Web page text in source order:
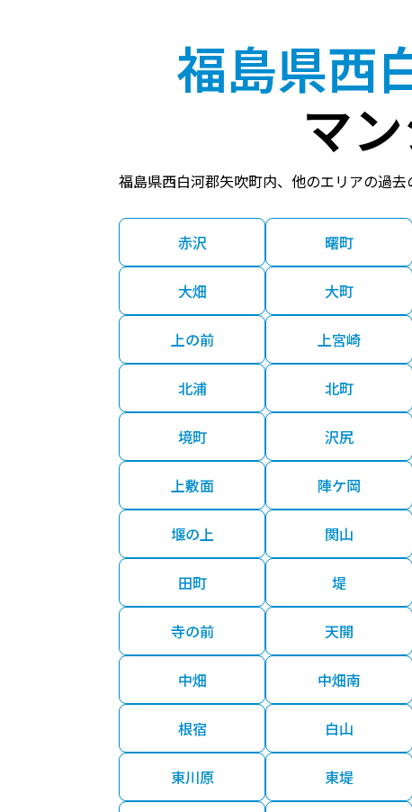
福島県西
マ
福島県西白河郡矢吹町内、他のエリアの過
赤沢 曙町
大畑 大町
上の前 上宮崎
北浦 北町
境町 沢尻
上敷面 陣ケ岡
堰の上 関山
田町 堤
寺の前 天開
中畑 中畑南
根宿 白山
東川原 東堤